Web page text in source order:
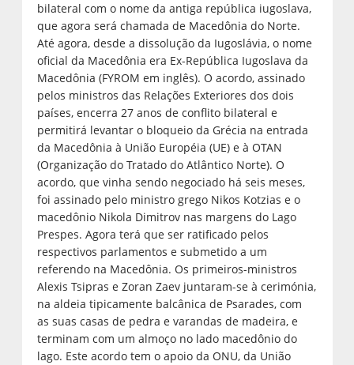
bilateral com o nome da antiga república iugoslava,
que agora será chamada de Macedônia do Norte.
Até agora, desde a dissolução da Iugoslávia, o nome
oficial da Macedônia era Ex-República Iugoslava da
Macedônia (FYROM em inglês). O acordo, assinado
pelos ministros das Relações Exteriores dos dois
países, encerra 27 anos de conflito bilateral e
permitirá levantar o bloqueio da Grécia na entrada
da Macedônia à União Européia (UE) e à OTAN
(Organização do Tratado do Atlântico Norte). O
acordo, que vinha sendo negociado há seis meses,
foi assinado pelo ministro grego Nikos Kotzias e o
macedônio Nikola Dimitrov nas margens do Lago
Prespes. Agora terá que ser ratificado pelos
respectivos parlamentos e submetido a um
referendo na Macedônia. Os primeiros-ministros
Alexis Tsipras e Zoran Zaev juntaram-se à cerimónia,
na aldeia tipicamente balcânica de Psarades, com
as suas casas de pedra e varandas de madeira, e
terminam com um almoço no lado macedônio do
lago. Este acordo tem o apoio da ONU, da União